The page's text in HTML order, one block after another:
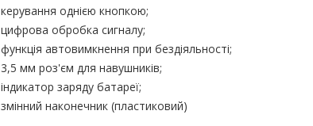
керування однією кнопкою;
цифрова обробка сигналу;
функція автовимкнення при бездіяльності;
3,5 мм роз'єм для навушників;
індикатор заряду батареї;
змінний наконечник (пластиковий)